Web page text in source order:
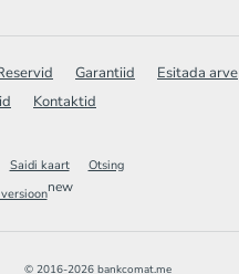
Garantiid Esitada arve
Kontaktid
Saidi kaart
Otsing
new
© 2016-2026 bankcomat.me